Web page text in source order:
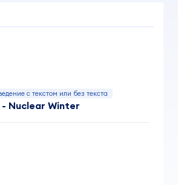
с текстом или без текста
Nuclear Winter